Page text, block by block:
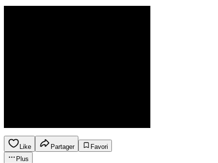
Like Partager
Favori
Plus